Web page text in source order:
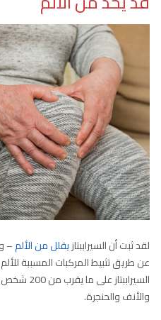
لقد ثبت أن السيراببتازيقلل من الألم–
عن طريق تثبيط المركبات المسببة
والأنف والحنجرة.